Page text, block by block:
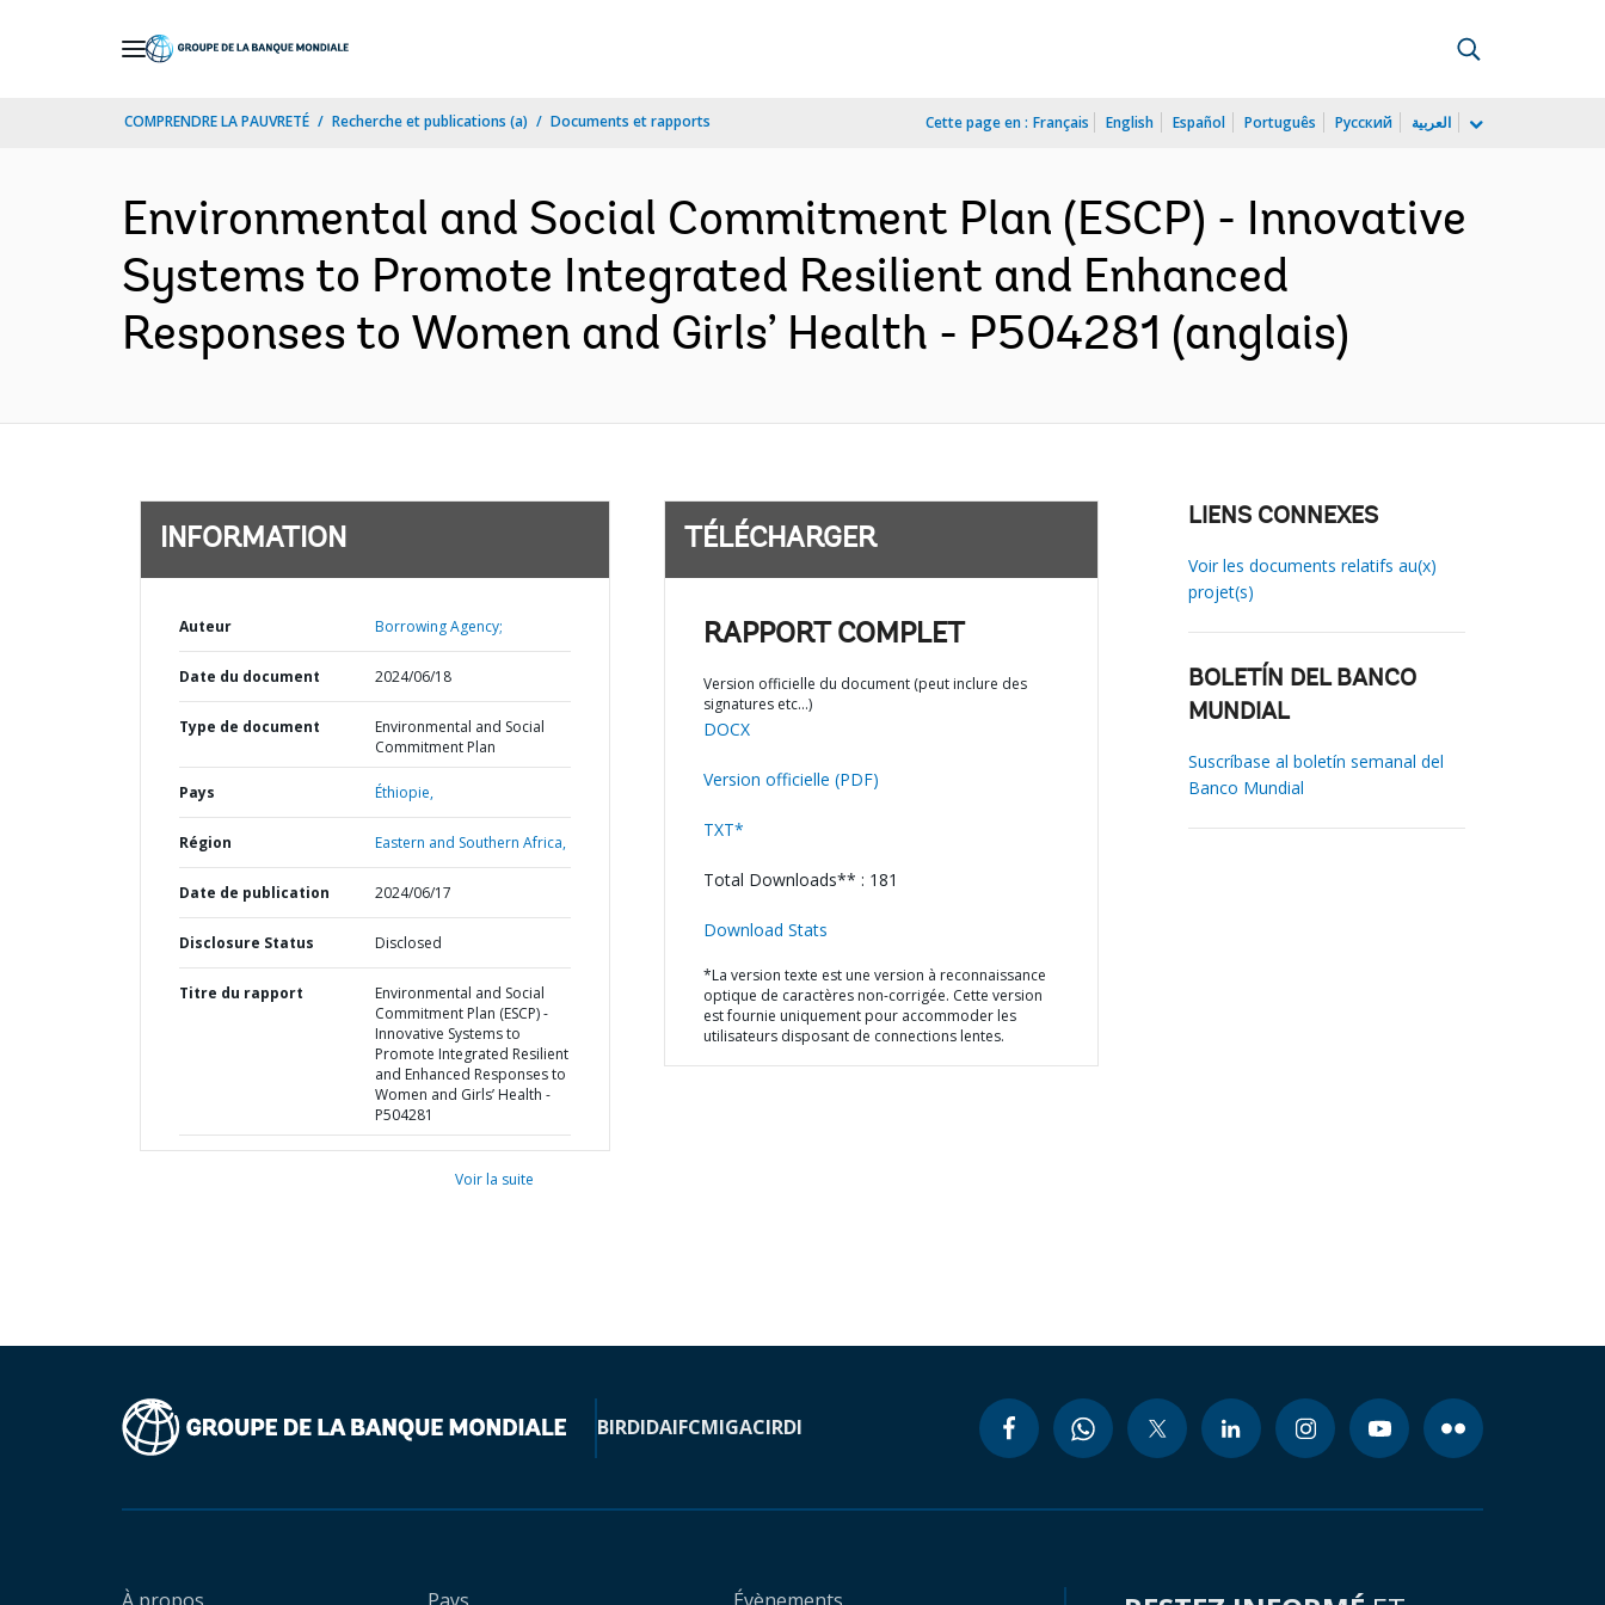
COMPRENDRE LA PAUVRETÉ Recherche et publications (a) Documents et rapports Cette page en : Français English Español Português Русский العربية
Environmental and Social Commitment Plan (ESCP) - Innovative
Systems to Promote Integrated Resilient and Enhanced
Responses to Women and Girls’ Health - P504281 (anglais)
INFORMATION
Auteur Borrowing Agency;
Date du document 2024/06/18
Type de document
Environmental and Social
Commitment Plan
Pays Éthiopie,
Région Eastern and Southern Africa,
Date de publication 2024/06/17
Disclosure Status Disclosed
Titre du rapport
Environmental and Social
Commitment Plan (ESCP) -
Innovative Systems to
Promote Integrated Resilient
and Enhanced Responses to
Women and Girls’ Health -
P504281
Voir la suite
TÉLÉCHARGER
RAPPORT COMPLET
Version officielle du document (peut inclure des
signatures etc…)
DOCX
Version officielle (PDF)
TXT*
Total Downloads** : 181
Download Stats
*La version texte est une version à reconnaissance
optique de caractères non-corrigée. Cette version
est fournie uniquement pour accommoder les
utilisateurs disposant de connections lentes.
LIENS CONNEXES
Voir les documents relatifs au(x)
projet(s)
BOLETÍN DEL BANCO
MUNDIAL
Suscríbase al boletín semanal del
Banco Mundial
BIRDIDAIFCMIGACIRDI